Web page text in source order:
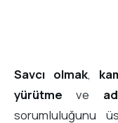
Savcı olmak,
yürütme ve
sorumluluğunu